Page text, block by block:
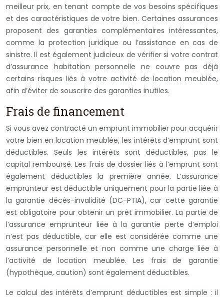
meilleur prix, en tenant compte de vos besoins spécifiques
et des caractéristiques de votre bien. Certaines assurances
proposent des garanties complémentaires intéressantes,
comme la protection juridique ou l’assistance en cas de
sinistre. Il est également judicieux de vérifier si votre contrat
d’assurance habitation personnelle ne couvre pas déjà
certains risques liés à votre activité de location meublée,
afin d’éviter de souscrire des garanties inutiles.
Frais de financement
Si vous avez contracté un emprunt immobilier pour acquérir
votre bien en location meublée, les intérêts d’emprunt sont
déductibles. Seuls les intérêts sont déductibles, pas le
capital remboursé. Les frais de dossier liés à l’emprunt sont
également déductibles la première année. L’assurance
emprunteur est déductible uniquement pour la partie liée à
la garantie décès-invalidité (DC-PTIA), car cette garantie
est obligatoire pour obtenir un prêt immobilier. La partie de
l’assurance emprunteur liée à la garantie perte d’emploi
n’est pas déductible, car elle est considérée comme une
assurance personnelle et non comme une charge liée à
l’activité de location meublée. Les frais de garantie
(hypothèque, caution) sont également déductibles.
Le calcul des intérêts d’emprunt déductibles est simple : il